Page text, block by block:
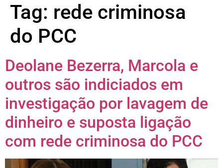
Tag: rede criminosa
do PCC
Deolane Bezerra, Marcola e
outros são indiciados em
investigação por lavagem de
dinheiro e suposta ligação
com rede criminosa do PCC